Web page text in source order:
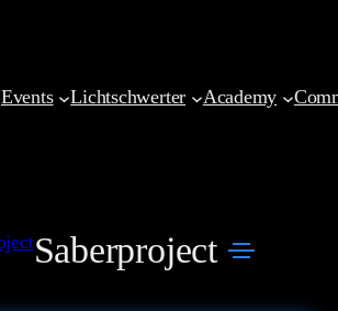
Events Lichtschwerter Academy
Saberproject